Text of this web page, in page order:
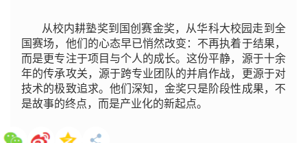
从校内耕塾奖到国创赛金奖，从华科大校园走到全
国赛场，他们的心态早已悄然改变：不再执着于结果，
而是更专注于项目与个人的成长。这份平静，源于十余
年的传承攻关，源于跨专业团队的并肩作战，更源于对
技术的极致追求。他们深知，金奖只是阶段性成果，不
是故事的终点，而是产业化的新起点。